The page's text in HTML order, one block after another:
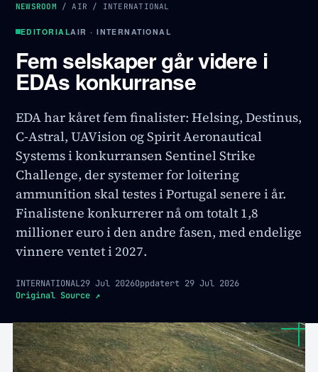
NEWSROOM /AIR / INTERNATIONAL
EDITORIALAIR · INTERNATIONAL
Fem selskaper går videre i
EDAs konkurranse
EDA har kåret fem finalister: Helsing, Destinus,
C-Astral, UAVision og Spirit Aeronautical
Systems i konkurransen Sentinel Strike
Challenge, der systemer for loitering
ammunition skal testes i Portugal senere i år.
Finalistene konkurrerer nå om totalt 1,8
millioner euro i den andre fasen, med endelige
vinnere ventet i 2027.
INTERNATIONAL29 Jul 2026Oppdatert 29 Jul 2026
Original Source ↗